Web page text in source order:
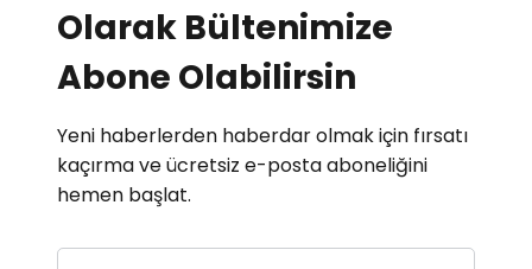
Olarak Bültenimize
Abone Olabilirsin
Yeni haberlerden haberdar olmak için fırsatı
kaçırma ve ücretsiz e-posta aboneliğini
hemen başlat.